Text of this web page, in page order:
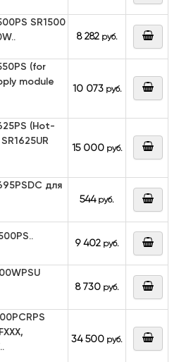
SR1500
8 282руб.
(for
module
10 073руб.
(Hot-
15 000руб.
для
544руб.
9 402руб.
8 730руб.
34 500 руб.